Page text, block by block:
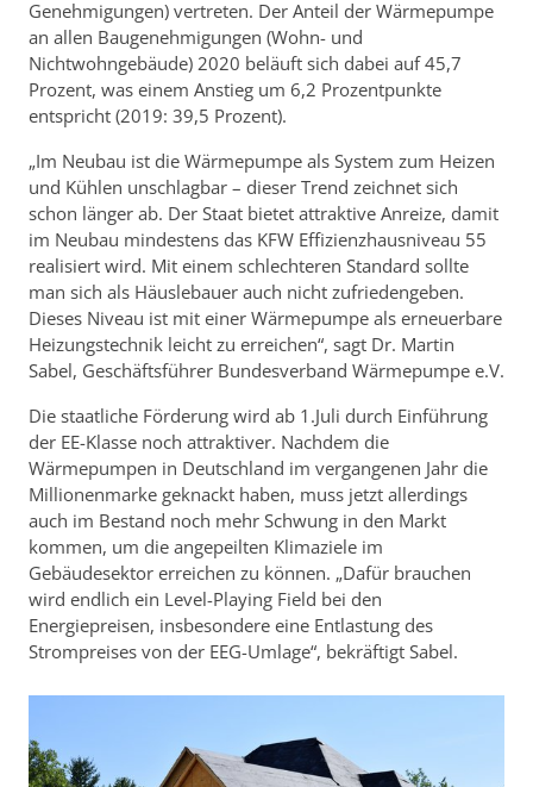
Genehmigungen) vertreten. Der Anteil der Wärmepumpe
an allen Baugenehmigungen (Wohn- und
Nichtwohngebäude) 2020 beläuft sich dabei auf 45,7
Prozent, was einem Anstieg um 6,2 Prozentpunkte
entspricht (2019: 39,5 Prozent).
„Im Neubau ist die Wärmepumpe als System zum Heizen
und Kühlen unschlagbar – dieser Trend zeichnet sich
schon länger ab. Der Staat bietet attraktive Anreize, damit
im Neubau mindestens das KFW Effizienzhausniveau 55
realisiert wird. Mit einem schlechteren Standard sollte
man sich als Häuslebauer auch nicht zufriedengeben.
Dieses Niveau ist mit einer Wärmepumpe als erneuerbare
Heizungstechnik leicht zu erreichen“, sagt Dr. Martin
Sabel, Geschäftsführer Bundesverband Wärmepumpe e.V.
Die staatliche Förderung wird ab 1.Juli durch Einführung
der EE-Klasse noch attraktiver. Nachdem die
Wärmepumpen in Deutschland im vergangenen Jahr die
Millionenmarke geknackt haben, muss jetzt allerdings
auch im Bestand noch mehr Schwung in den Markt
kommen, um die angepeilten Klimaziele im
Gebäudesektor erreichen zu können. „Dafür brauchen
wird endlich ein Level-Playing Field bei den
Energiepreisen, insbesondere eine Entlastung des
Strompreises von der EEG-Umlage“, bekräftigt Sabel.